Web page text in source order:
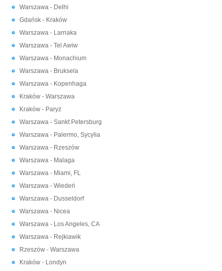
Warszawa - Delhi
Gdańsk - Kraków
Warszawa - Larnaka
Warszawa - Tel Awiw
Warszawa - Monachium
Warszawa - Bruksela
Warszawa - Kopenhaga
Kraków - Warszawa
Kraków - Paryż
Warszawa - Sankt Petersburg
Warszawa - Palermo, Sycylia
Warszawa - Rzeszów
Warszawa - Malaga
Warszawa - Miami, FL
Warszawa - Wiedeń
Warszawa - Dusseldorf
Warszawa - Nicea
Warszawa - Los Angeles, CA
Warszawa - Rejkiawik
Rzeszów - Warszawa
Kraków - Londyn